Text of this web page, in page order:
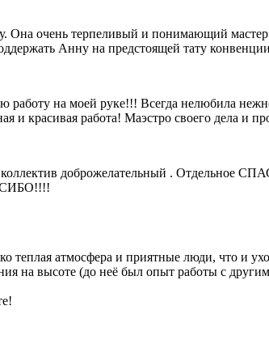
очень терпеливый и понимающий
Анну на предстоящей тату
на моей руке!!! Всегда нелюбила
красивая работа! Маэстро своего дела и
доброжелательный . Отдельное
теплая атмосфера и приятные люди, что и
на высоте (до неё был опыт работы с